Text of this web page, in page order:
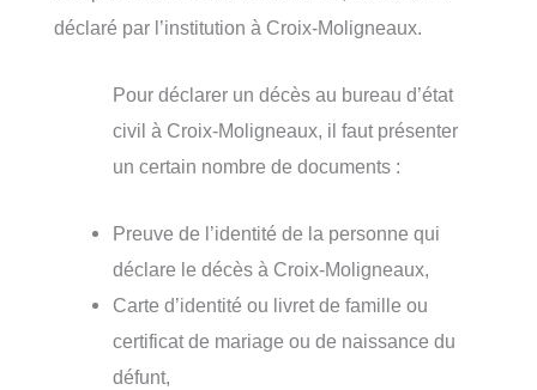
déclaré par l’institution à Croix-Moligneaux.
Pour déclarer un décès au bureau d’état
civil à Croix-Moligneaux, il faut présenter
un certain nombre de documents :
Preuve de l’identité de la personne qui
déclare le décès à Croix-Moligneaux,
Carte d’identité ou livret de famille ou
certificat de mariage ou de naissance du
défunt,